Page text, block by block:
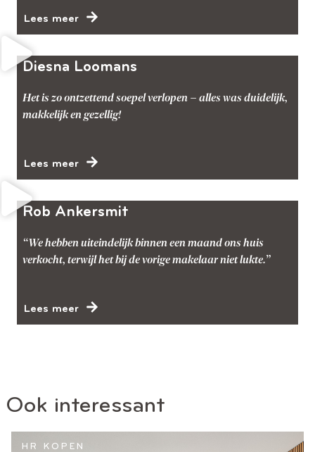
Lees meer
Diesna Loomans
Het is zo ontzettend soepel verlopen – alles was duidelijk,
makkelijk en gezellig!
Lees meer
Rob Ankersmit
“We hebben uiteindelijk binnen een maand ons huis
verkocht, terwijl het bij de vorige makelaar niet lukte.”
Lees meer
Ook interessant
HR KOPEN